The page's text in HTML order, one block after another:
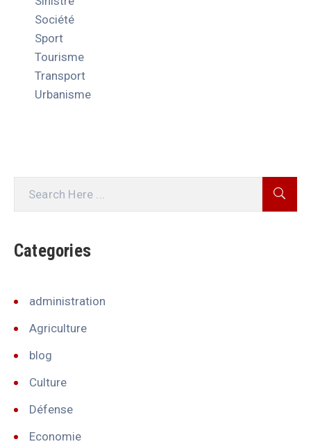
Société
Sport
Tourisme
Transport
Urbanisme
Categories
administration
Agriculture
blog
Culture
Défense
Economie